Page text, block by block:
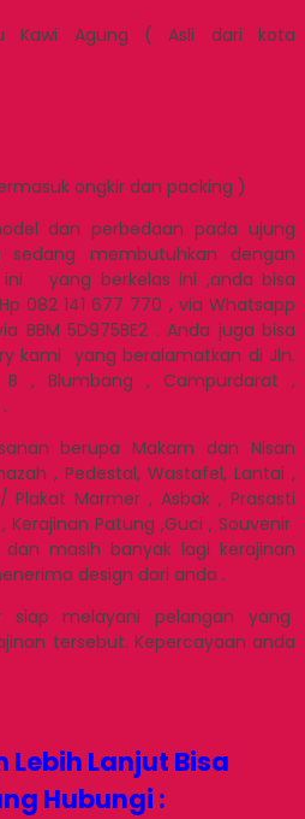
Kawi Agung ( Asli dari kota
ongkir dan packing )
dan perbedaan pada ujung
sedang membutuhkan dengan
ini yang berkelas ini ,anda bisa
082 141 677 770 , via Whatsapp
BBM 5D975BE2 . Anda juga bisa
kami yang beralamatkan di Jln.
, Blumbang , Campurdarat ,
berupa Makam dan Nisan
, Pedestal, Wastafel, Lantai ,
Marmer , Asbak , Prasasti
Kerajinan Patung ,Guci , Souvenir
masih banyak lagi kerajinan
design dari anda .
siap melayani pelangan yang
tersebut. Kepercayaan anda
Lanjut Bisa
Hubungi :